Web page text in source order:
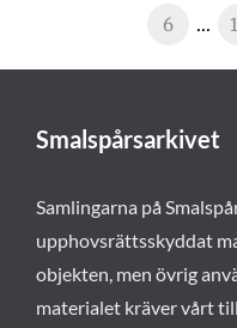
6
...
Smalspårsarkivet
Samlingarna på
upphovsrättsskyddat
objekten, men övrig
materialet kräver vårt